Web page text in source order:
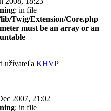
: in file
Twig/Extension/Core.php
must be an array or an
užívateľa KHVP
2007, 21:02
: in file